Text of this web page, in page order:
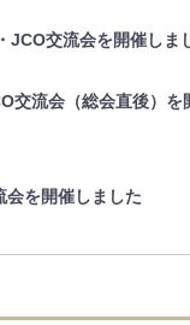
JCO交流会を開催しま
交流会（総会直後）を
を開催しました